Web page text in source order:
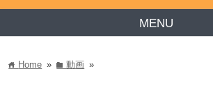
MENU
home Home » folder動画 »